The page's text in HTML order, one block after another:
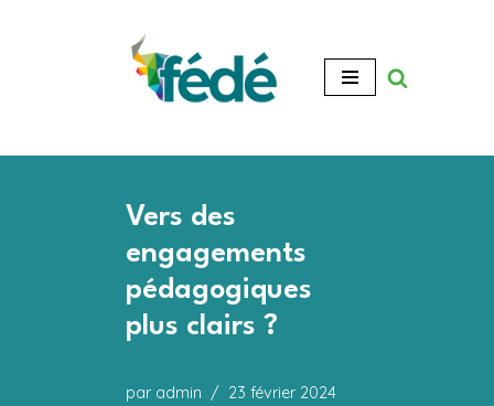
Vers des
engagements
pédagogiques
plus clairs ?
par admin 23 février 2024